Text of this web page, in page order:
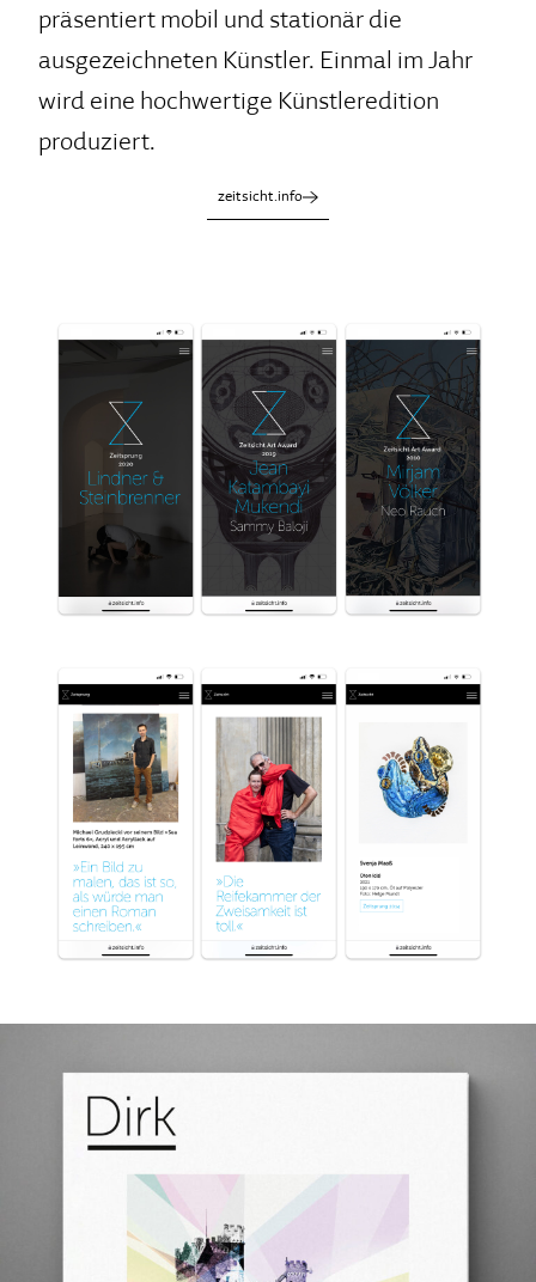
präsentiert mobil und stationär die
ausgezeichneten Künstler. Einmal im Jahr
wird eine hochwertige Künstleredition
produziert.
zeitsicht.info